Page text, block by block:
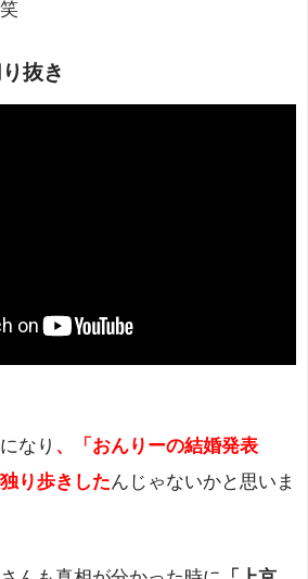
抜き
なり 、「おんりーの結婚発表
り歩きしたんじゃないかと思いま